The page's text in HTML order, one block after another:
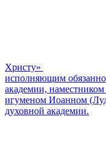
Христу»
исполняющим
академии,
игуменом Иоанном
духовной академии.